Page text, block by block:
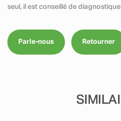
seul, il est conseillé de
Parle-nous Retourner